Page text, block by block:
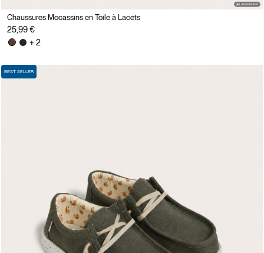
Chaussures Mocassins en Toile à Lacets
25,99 €
+ 2
BEST SELLER